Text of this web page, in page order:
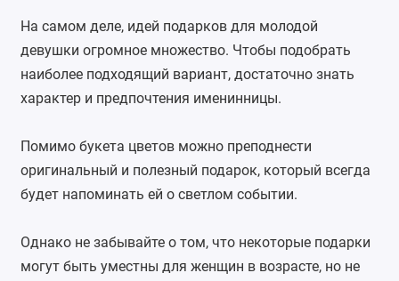
На самом деле, идей подарков для молодой
девушки огромное множество. Чтобы подобрать
наиболее подходящий вариант, достаточно знать
характер и предпочтения именинницы.
Помимо букета цветов можно преподнести
оригинальный и полезный подарок, который всегда
будет напоминать ей о светлом событии.
Однако не забывайте о том, что некоторые подарки
могут быть уместны для женщин в возрасте, но не